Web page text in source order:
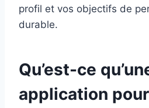
profil et vos objectifs de
durable.
Qu’est-ce
application